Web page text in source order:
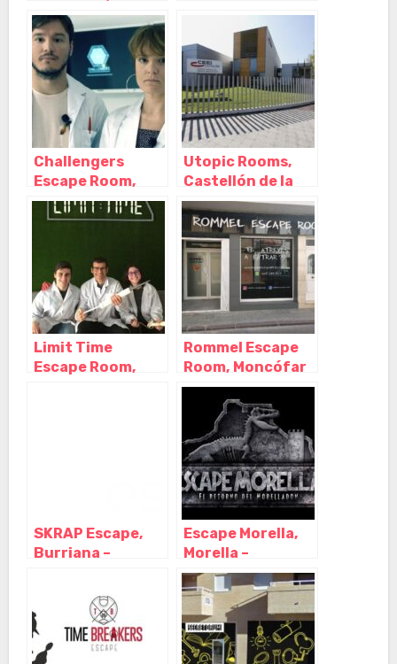
Castellón de la
Plana – Castellón
Castellón,
Castellón de la
Plana – Castellón
Challengers
Escape Room,
Castellón de la
Plana – Castellón
Utopic Rooms,
Castellón de la
Plana – Castellón
Limit Time
Escape Room,
Rommel Escape
Room, Moncófar
– Castellón
SKRAP Escape,
Burriana –
Escape Morella,
Morella –
Castellón